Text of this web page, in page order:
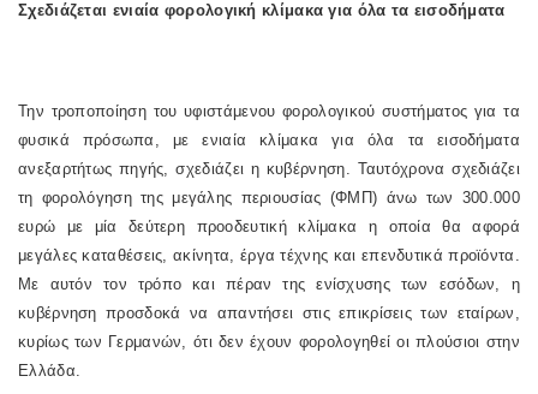
Σχεδιάζεται ενιαία φορολογική κλίμακα για όλα τα εισοδήματα
Την τροποποίηση του υφιστάμενου φορολογικού συστήματος για τα
φυσικά πρόσωπα, με ενιαία κλίμακα για όλα τα εισοδήματα
ανεξαρτήτως πηγής, σχεδιάζει η κυβέρνηση. Ταυτόχρονα σχεδιάζει
τη φορολόγηση της μεγάλης περιουσίας (ΦΜΠ) άνω των 300.000
ευρώ με μία δεύτερη προοδευτική κλίμακα η οποία θα αφορά
μεγάλες καταθέσεις, ακίνητα, έργα τέχνης και επενδυτικά προϊόντα.
Με αυτόν τον τρόπο και πέραν της ενίσχυσης των εσόδων, η
κυβέρνηση προσδοκά να απαντήσει στις επικρίσεις των εταίρων,
κυρίως των Γερμανών, ότι δεν έχουν φορολογηθεί οι πλούσιοι στην
Ελλάδα.